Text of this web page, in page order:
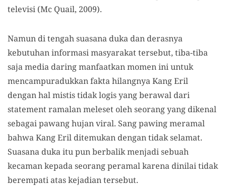
televisi (Mc Quail, 2009).
Namun di tengah suasana duka dan derasnya
kebutuhan informasi masyarakat tersebut, tiba-tiba
saja media daring manfaatkan momen ini untuk
mencampuradukkan fakta hilangnya Kang Eril
dengan hal mistis tidak logis yang berawal dari
statement ramalan meleset oleh seorang yang dikenal
sebagai pawang hujan viral. Sang pawing meramal
bahwa Kang Eril ditemukan dengan tidak selamat.
Suasana duka itu pun berbalik menjadi sebuah
kecaman kepada seorang peramal karena dinilai tidak
berempati atas kejadian tersebut.